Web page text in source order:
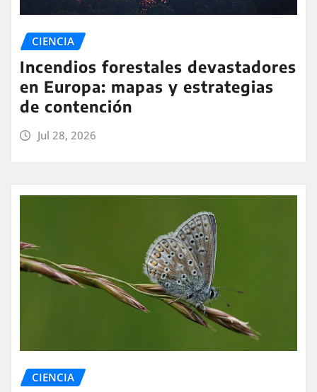
CIENCIA
Incendios forestales devastadores
en Europa: mapas y estrategias
de contención
Jul 28, 2026
CIENCIA